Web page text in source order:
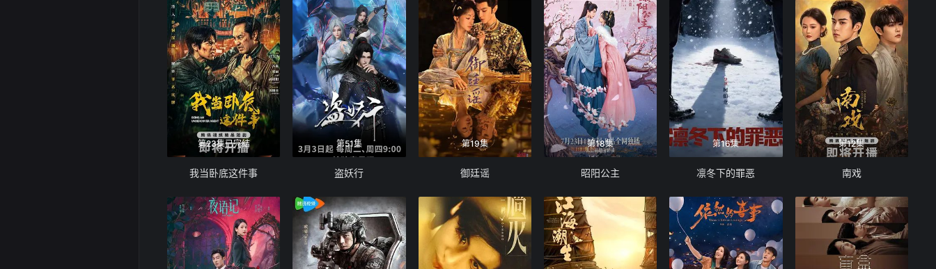
第23集已完结
我当卧底这件事
第51集
盗妖行
第19集
御廷谣
第18集
昭阳公主
第16集
凛冬下的罪恶
第12集
南戏